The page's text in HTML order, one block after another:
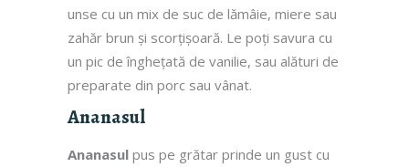
unse cu un mix de suc de lămâie, miere sau
zahăr brun și scorțișoară. Le poți savura cu
un pic de înghețată de vanilie, sau alături de
preparate din porc sau vânat.
Ananasul
Ananasul pus pe grătar prinde un gust cu